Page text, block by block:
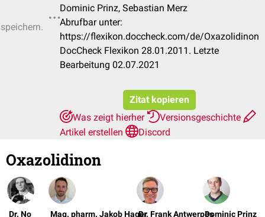
Dominic Prinz, Sebastian Merz
Abrufbar unter:
https://flexikon.doccheck.com/de/Oxazolidinon
DocCheck Flexikon 28.01.2011. Letzte
Bearbeitung 02.07.2021
Zitat kopieren
Was zeigt hierher
Versionsgeschichte
Artikel erstellen
Discord
Oxazolidinon
Dr. No Mag. pharm. Jakob HagerDr. Frank AntwerpesDominic Prinz